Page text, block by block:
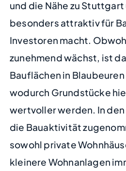
und die Nähe zu Stuttgart
besonders attraktiv für
Investoren macht.
zunehmend wächst, ist
Bauflächen in
wodurch Grundstücke
wertvoller werden. In
die Bauaktivität
sowohl private
kleinere Wohnanlagen